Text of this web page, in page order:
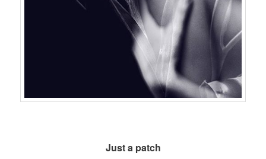
Just a patch